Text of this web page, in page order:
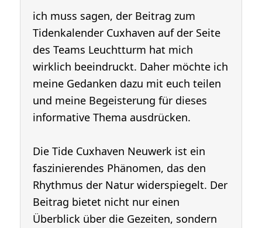
ich muss sagen, der Beitrag zum
Tidenkalender Cuxhaven auf der Seite
des Teams Leuchtturm hat mich
wirklich beeindruckt. Daher möchte ich
meine Gedanken dazu mit euch teilen
und meine Begeisterung für dieses
informative Thema ausdrücken.
Die Tide Cuxhaven Neuwerk ist ein
faszinierendes Phänomen, das den
Rhythmus der Natur widerspiegelt. Der
Beitrag bietet nicht nur einen
Überblick über die Gezeiten, sondern